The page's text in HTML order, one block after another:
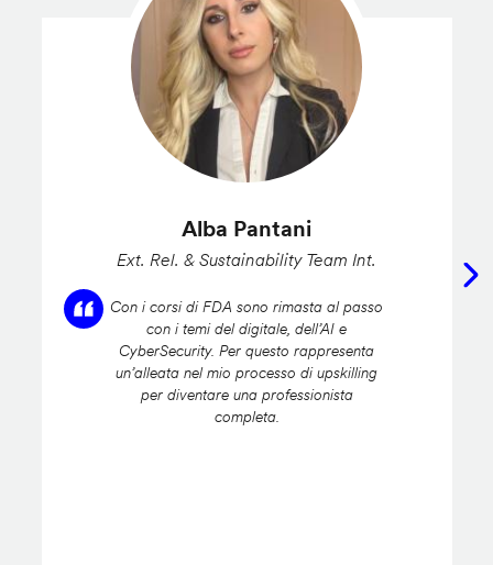
Alba Pantani
Ext. Rel. & Sustainability Team Int.
Con i corsi di FDA sono rimasta al passo
con i temi del digitale, dell’AI e
CyberSecurity. Per questo rappresenta
un’alleata nel mio processo di upskilling
per diventare una professionista
completa.